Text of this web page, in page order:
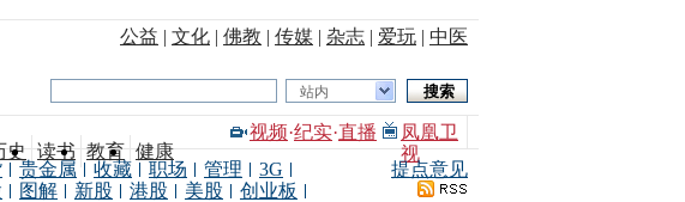
公益 | 文化 | 佛教 | 传媒 | 杂志 | 爱玩 | 中医
站内
史 读书 教育 健康
视频·纪实·直播
凤凰卫
视
贵金属 收藏 职场 管理
3G
图解 新股 港股 美股
创业板
提点意见